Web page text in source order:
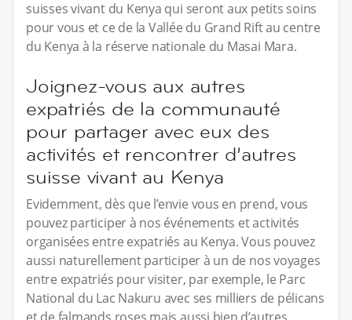
suisses vivant du Kenya qui seront aux petits soins
pour vous et ce de la Vallée du Grand Rift au centre
du Kenya à la réserve nationale du Masai Mara.
Joignez-vous aux autres
expatriés de la communauté
pour partager avec eux des
activités et rencontrer d’autres
suisse vivant au Kenya
Evidemment, dès que l’envie vous en prend, vous
pouvez participer à nos événements et activités
organisées entre expatriés au Kenya. Vous pouvez
aussi naturellement participer à un de nos voyages
entre expatriés pour visiter, par exemple, le Parc
National du Lac Nakuru avec ses milliers de pélicans